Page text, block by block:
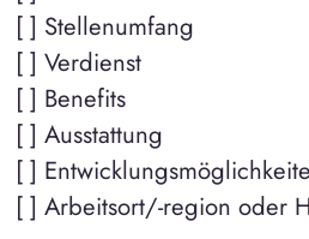
[ ] Stellenumfang
[ ] Verdienst
[ ] Benefits
[ ] Ausstattung
[ ]
[ ] Arbeitsort/-region oder